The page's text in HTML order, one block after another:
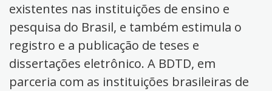
existentes nas instituições de ensino e
pesquisa do Brasil, e também estimula o
registro e a publicação de teses e
dissertações eletrônico. A BDTD, em
parceria com as instituições brasileiras de